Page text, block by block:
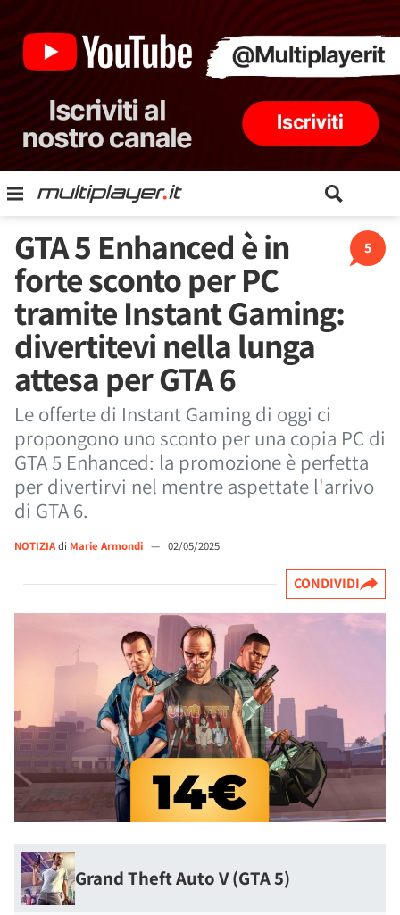
5
GTA 5 Enhanced è in
forte sconto per PC
tramite Instant Gaming:
divertitevi nella lunga
attesa per GTA 6
Le offerte di Instant Gaming di oggi ci
propongono uno sconto per una copia PC di
GTA 5 Enhanced: la promozione è perfetta
per divertirvi nel mentre aspettate l'arrivo
di GTA 6.
NOTIZIAdi Marie Armondi — 02/05/2025
CONDIVIDI
Grand Theft Auto V (GTA 5)